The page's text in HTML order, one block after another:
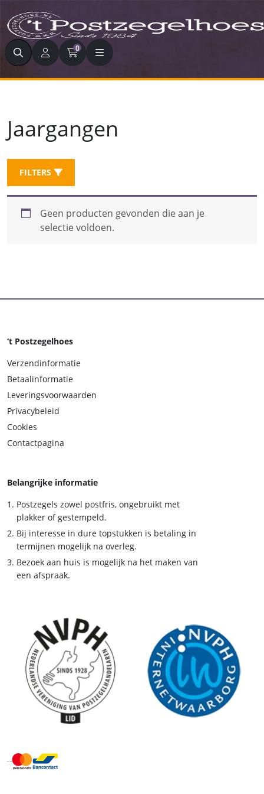
Zoeken 0
Jaargangen
FILTERS
Geen producten gevonden die aan je
selectie voldoen.
‘t Postzegelhoes
Verzendinformatie
Betaalinformatie
Leveringsvoorwaarden
Privacybeleid
Cookies
Contactpagina
Belangrijke informatie
Postzegels zowel postfris, ongebruikt met
plakker of gestempeld.
Bij interesse in dure topstukken is betaling in
termijnen mogelijk na overleg.
Bezoek aan huis is mogelijk na het maken van
een afspraak.